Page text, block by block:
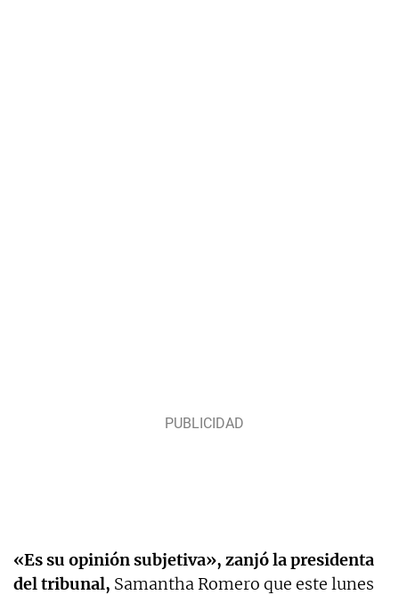
«Es su opinión subjetiva», zanjó la presidenta
del tribunal, Samantha Romero que este lunes